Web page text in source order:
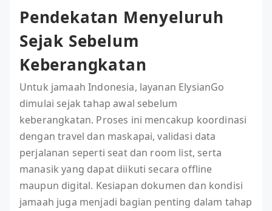
Pendekatan Menyeluruh
Sejak Sebelum
Keberangkatan
Untuk jamaah Indonesia, layanan ElysianGo
dimulai sejak tahap awal sebelum
keberangkatan. Proses ini mencakup koordinasi
dengan travel dan maskapai, validasi data
perjalanan seperti seat dan room list, serta
manasik yang dapat diikuti secara offline
maupun digital. Kesiapan dokumen dan kondisi
jamaah juga menjadi bagian penting dalam tahap